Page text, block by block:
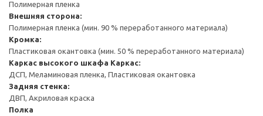
Полимерная пленка
Внешняя сторона:
Полимерная пленка (мин. 90 % переработанного материала)
Кромка:
Пластиковая окантовка (мин. 50 % переработанного материала)
Каркас высокого шкафа Каркас:
ДСП, Меламиновая пленка, Пластиковая окантовка
Задняя стенка:
ДВП, Акриловая краска
Полка